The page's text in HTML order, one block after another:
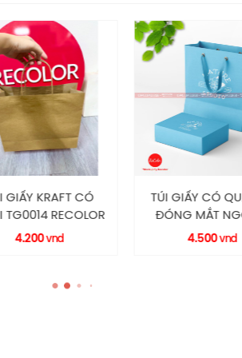
TÚI GIẤY CÓ QUAI VẢI
ĐÓNG MẮT NGỖNG
TG0022 RECOLOR
4.500
TÚI GIẤY
QUAI
3.580